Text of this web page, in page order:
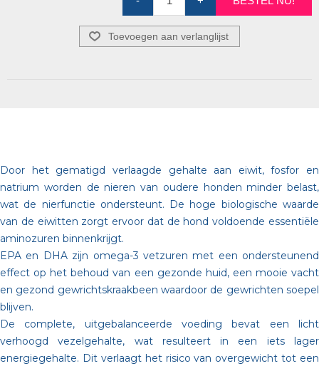
Toevoegen aan verlanglijst
Door het gematigd verlaagde gehalte aan eiwit, fosfor en
natrium worden de nieren van oudere honden minder belast,
wat de nierfunctie ondersteunt. De hoge biologische waarde
van de eiwitten zorgt ervoor dat de hond voldoende essentiële
aminozuren binnenkrijgt.
EPA en DHA zijn omega-3 vetzuren met een ondersteunend
effect op het behoud van een gezonde huid, een mooie vacht
en gezond gewrichtskraakbeen waardoor de gewrichten soepel
blijven.
De complete, uitgebalanceerde voeding bevat een licht
verhoogd vezelgehalte, wat resulteert in een iets lager
energiegehalte. Dit verlaagt het risico van overgewicht tot een